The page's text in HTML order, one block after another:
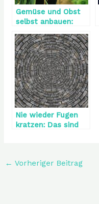
Gemüse und Obst
selbst anbauen:
Nie wieder Fugen
kratzen: Das sind
← Vorheriger Beitrag